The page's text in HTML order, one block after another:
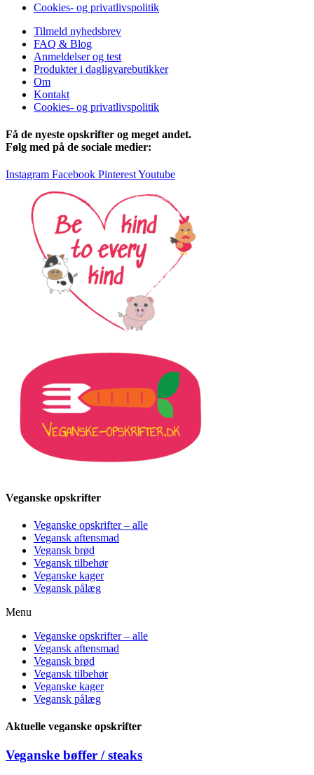
Cookies- og privatlivspolitik
Tilmeld nyhedsbrev
FAQ & Blog
Anmeldelser og test
Produkter i dagligvarebutikker
Om
Kontakt
Cookies- og privatlivspolitik
Få de nyeste opskrifter og meget andet.
Følg med på de sociale medier:
Instagram Facebook PinterestYoutube
Veganske opskrifter
Veganske opskrifter – alle
Vegansk aftensmad
Vegansk brød
Vegansk tilbehør
Veganske kager
Vegansk pålæg
Menu
Veganske opskrifter – alle
Vegansk aftensmad
Vegansk brød
Vegansk tilbehør
Veganske kager
Vegansk pålæg
Aktuelle veganske opskrifter
Veganske bøffer / steaks